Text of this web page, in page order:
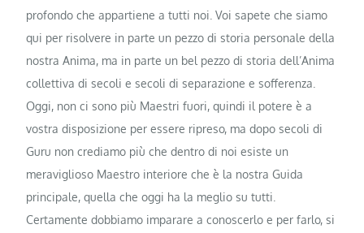
profondo che appartiene a tutti noi. Voi sapete che siamo
qui per risolvere in parte un pezzo di storia personale della
nostra Anima, ma in parte un bel pezzo di storia dell’Anima
collettiva di secoli e secoli di separazione e sofferenza.
Oggi, non ci sono più Maestri fuori, quindi il potere è a
vostra disposizione per essere ripreso, ma dopo secoli di
Guru non crediamo più che dentro di noi esiste un
meraviglioso Maestro interiore che è la nostra Guida
principale, quella che oggi ha la meglio su tutti.
Certamente dobbiamo imparare a conoscerlo e per farlo, si